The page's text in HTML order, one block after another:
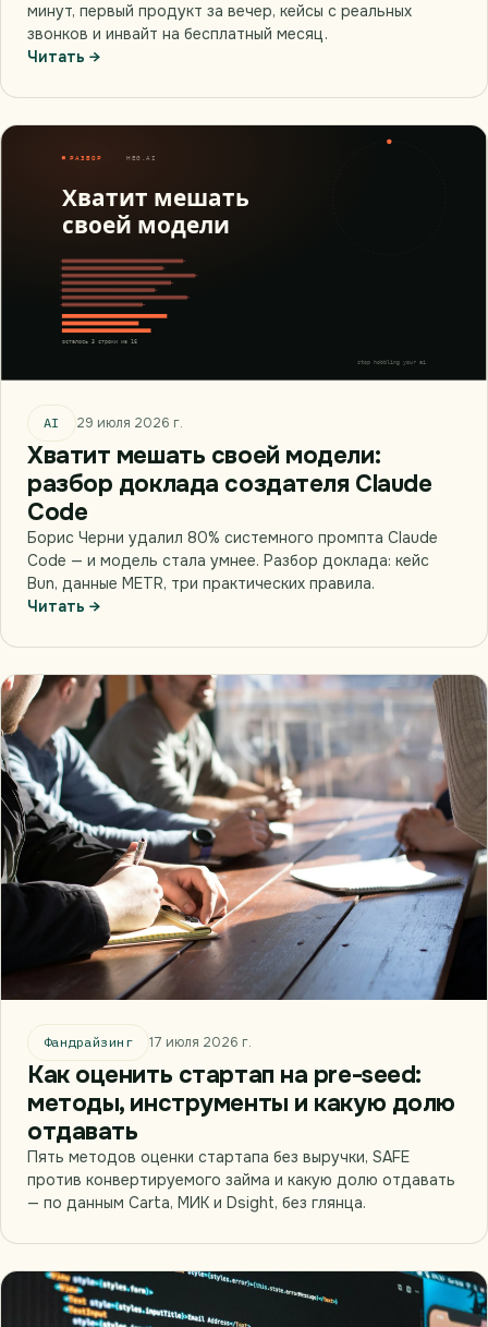
минут, первый продукт за вечер, кейсы с реальных
звонков и инвайт на бесплатный месяц.
Читать →
AI 29 июля 2026 г.
Хватит мешать своей модели:
разбор доклада создателя Claude
Code
Борис Черни удалил 80% системного промпта Claude
Code — и модель стала умнее. Разбор доклада: кейс
Bun, данные METR, три практических правила.
Читать →
Фандрайзинг 17 июля 2026 г.
Как оценить стартап на pre-seed:
методы, инструменты и какую долю
отдавать
Пять методов оценки стартапа без выручки, SAFE
против конвертируемого займа и какую долю отдавать
— по данным Carta, МИК и Dsight, без глянца.